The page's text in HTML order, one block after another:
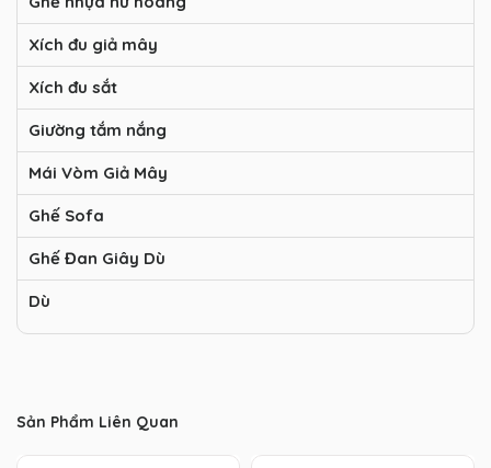
Xích đu giả mây
Xích đu sắt
Giường tắm nắng
Mái Vòm Giả Mây
Ghế Sofa
Ghế Đan Giây Dù
Dù
Sản Phẩm Liên Quan